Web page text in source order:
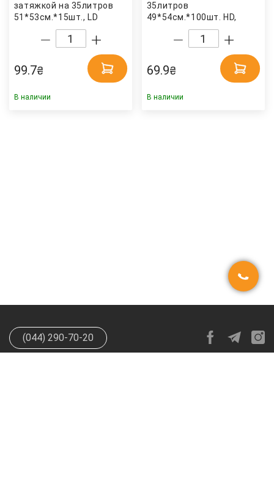
затяжкой на 35литров
51*53см.*15шт., LD
15мкм., графит Фрекен
99.7₴
В наличии
35литров
49*54см.*100шт. HD,
черн. 4HoReCa
69.9₴
В наличии
(044) 290-70-20